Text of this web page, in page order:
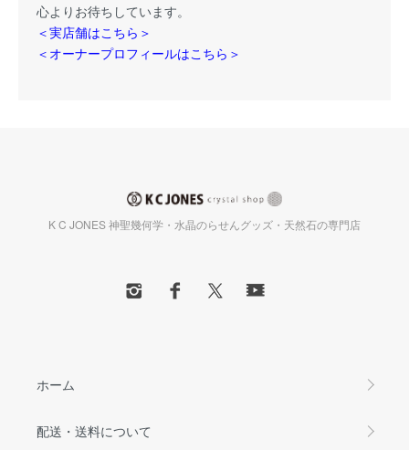
心よりお待ちしています。
＜実店舗はこちら＞
＜オーナープロフィールはこちら＞
K C JONES 神聖幾何学・水晶のらせんグッズ・天然石の専門店
ホーム
配送・送料について